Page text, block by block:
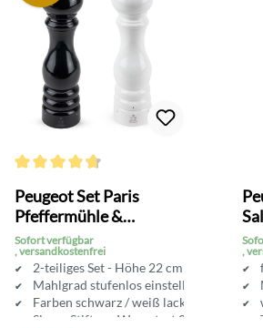
Peugeot Set Paris
Pfeffermühle &
Salzmühle 22 cm
Sofort verfügbar
, versandkostenfrei
2-teiliges Set - Höhe 22 cm
Mahlgrad stufenlos einstellbar
Farben schwarz / weiß lackiert
Sieger Stiftung Warentest 01/16
,